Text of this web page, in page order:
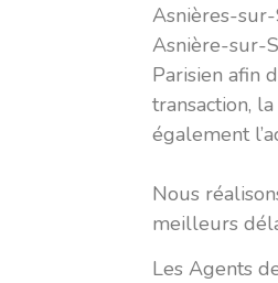
Asnières-
Asnière-sur-
Parisien afin
transaction,
également
Nous
meilleurs
Les Agents